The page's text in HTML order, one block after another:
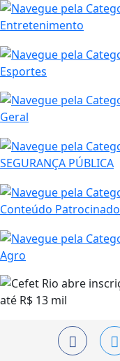
Entretenimento
Esportes
Geral
SEGURANÇA PÚBLICA
Conteúdo Patrocinado
Agro